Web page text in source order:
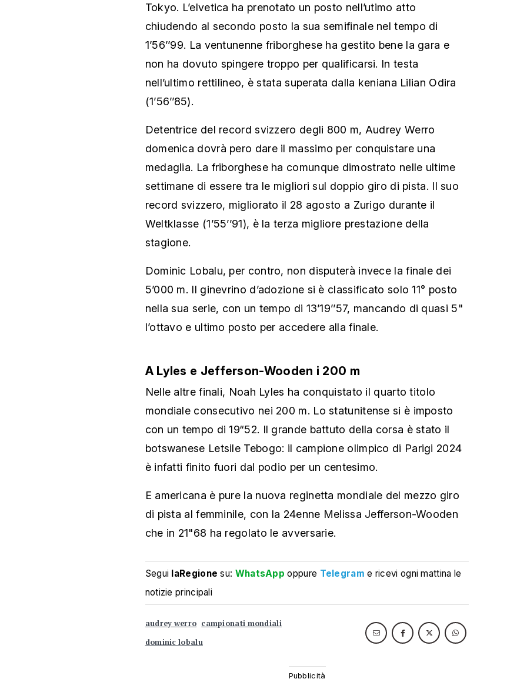
Tokyo. L’elvetica ha prenotato un posto nell’utimo atto
chiudendo al secondo posto la sua semifinale nel tempo di
1’56’’99. La ventunenne friborghese ha gestito bene la gara e
non ha dovuto spingere troppo per qualificarsi. In testa
nell’ultimo rettilineo, è stata superata dalla keniana Lilian Odira
(1’56’’85).
Detentrice del record svizzero degli 800 m, Audrey Werro
domenica dovrà pero dare il massimo per conquistare una
medaglia. La friborghese ha comunque dimostrato nelle ultime
settimane di essere tra le migliori sul doppio giro di pista. Il suo
record svizzero, migliorato il 28 agosto a Zurigo durante il
Weltklasse (1’55’’91), è la terza migliore prestazione della
stagione.
Dominic Lobalu, per contro, non disputerà invece la finale dei
5’000 m. Il ginevrino d’adozione si è classificato solo 11° posto
nella sua serie, con un tempo di 13’19’’57, mancando di quasi 5"
l’ottavo e ultimo posto per accedere alla finale.
A Lyles e Jefferson-Wooden i 200 m
Nelle altre finali, Noah Lyles ha conquistato il quarto titolo
mondiale consecutivo nei 200 m. Lo statunitense si è imposto
con un tempo di 19“52. Il grande battuto della corsa è stato il
botswanese Letsile Tebogo: il campione olimpico di Parigi 2024
è infatti finito fuori dal podio per un centesimo.
E americana è pure la nuova reginetta mondiale del mezzo giro
di pista al femminile, con la 24enne Melissa Jefferson-Wooden
che in 21"68 ha regolato le avversarie.
Segui laRegione su: WhatsApp oppure Telegram e ricevi ogni mattina le
notizie principali
audrey werro campionati mondiali
dominic lobalu